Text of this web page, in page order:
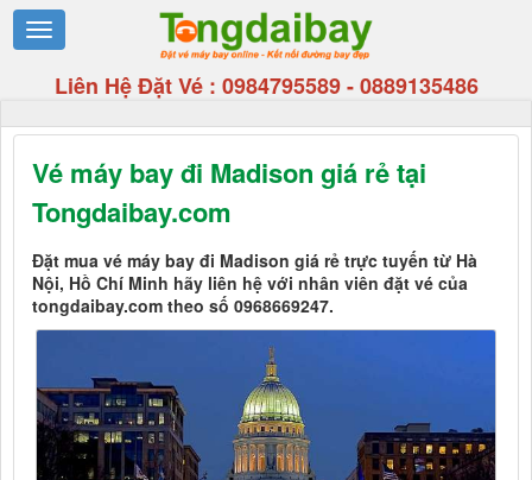
Liên Hệ Đặt Vé : 0984795589-0889135486
Vé máy bay đi Madison giá rẻ tại
Tongdaibay.com
Đặt mua vé máy bay đi Madison giá rẻ trực tuyến từ Hà
Nội, Hồ Chí Minh hãy liên hệ với nhân viên đặt vé của
tongdaibay.com theo số 0968669247.